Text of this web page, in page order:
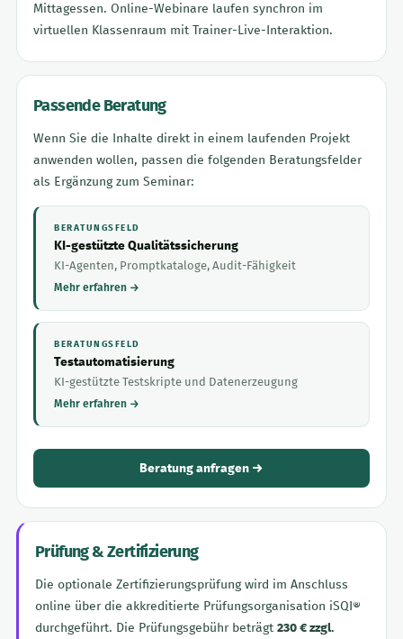
Mittagessen. Online-Webinare laufen synchron im
virtuellen Klassenraum mit Trainer-Live-Interaktion.
Passende Beratung
Wenn Sie die Inhalte direkt in einem laufenden Projekt
anwenden wollen, passen die folgenden Beratungsfelder
als Ergänzung zum Seminar:
BERATUNGSFELD
KI-gestützte Qualitätssicherung
KI-Agenten, Promptkataloge, Audit-Fähigkeit
Mehr erfahren →
BERATUNGSFELD
Testautomatisierung
KI-gestützte Testskripte und Datenerzeugung
Mehr erfahren →
Beratung anfragen →
Prüfung & Zertifizierung
Die optionale Zertifizierungsprüfung wird im Anschluss
online über die akkreditierte Prüfungsorganisation iSQI®
durchgeführt. Die Prüfungsgebühr beträgt 230 € zzgl.